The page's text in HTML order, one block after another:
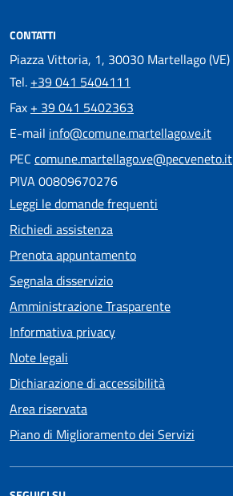
CONTATTI
Piazza Vittoria, 1, 30030 Martellago (VE)
Tel. +39 041 5404111
Fax + 39 041 5402363
E-mail info@comune.martellago.ve.it
PEC comune.martellago.ve@pecveneto.it
PIVA 00809670276
Leggi le domande frequenti
Richiedi assistenza
Prenota appuntamento
Segnala disservizio
Amministrazione Trasparente
Informativa privacy
Note legali
Dichiarazione di accessibilità
Area riservata
Piano di Miglioramento dei Servizi